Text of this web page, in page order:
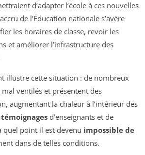
d’adapter l’école à ces nouvelles
de l’Éducation nationale s’avère
les horaires de classe, revoir les
et améliorer l’infrastructure des
illustre cette situation : de nombreux
ventilés et présentent des
augmentant la chaleur à l’intérieur des
témoignages d’enseignants et de
quel point il est devenu impossible de
dans de telles conditions.